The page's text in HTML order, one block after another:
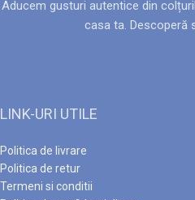
Aducem gusturi autentice din
casa ta. Descoperă
LINK-URI UTILE
Politica de livrare
Politica de retur
Termeni si conditii